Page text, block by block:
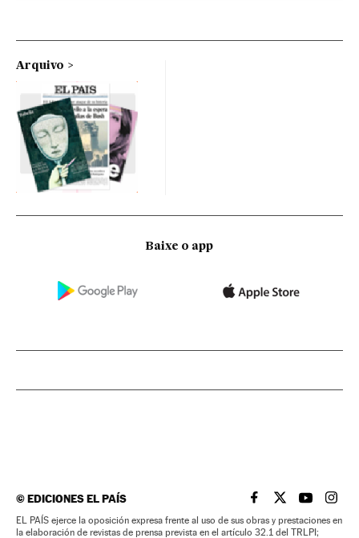
Arquivo
Baixe o app
©EDICIONES EL PAÍS EL PAÍS BRASIL EN
EL PAÍSEL PAÍS
EL
EL PAÍS ejerce la oposición expresa frente al uso de sus obras y prestaciones en
la elaboración de revistas de prensa prevista en el artículo 32.1 del TRLPI;